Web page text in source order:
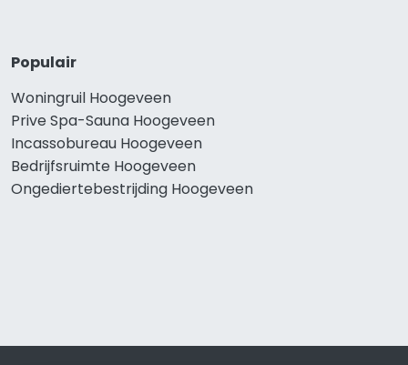
Populair
Woningruil Hoogeveen
Prive Spa-Sauna Hoogeveen
Incassobureau Hoogeveen
Bedrijfsruimte Hoogeveen
Ongediertebestrijding Hoogeveen